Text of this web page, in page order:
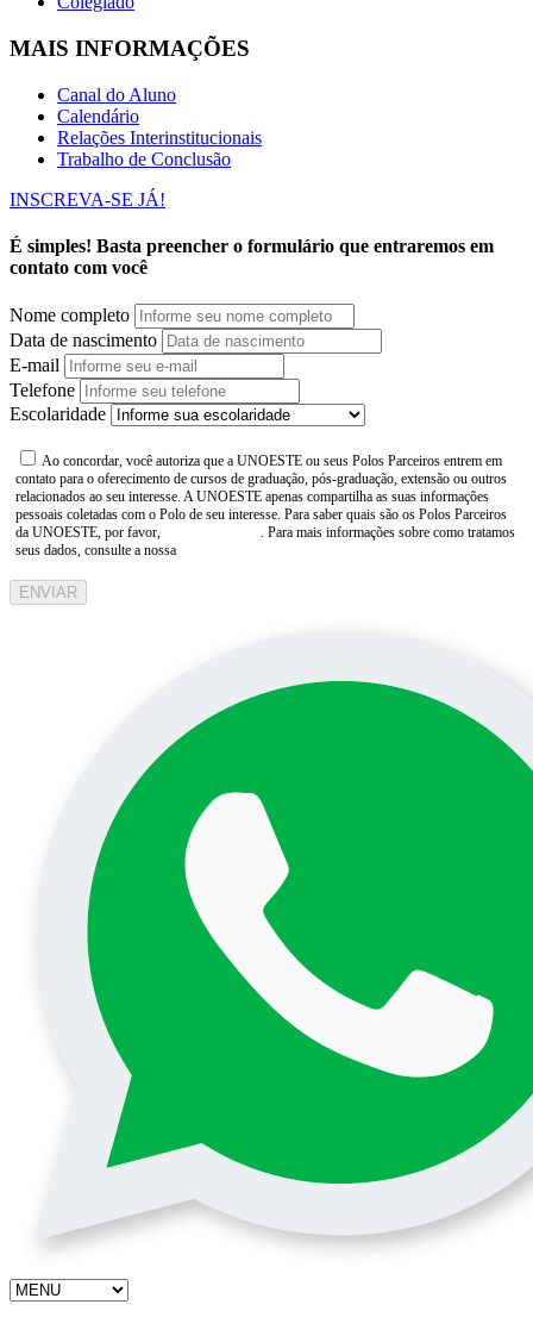
MAIS INFORMAÇÕES
Canal do Aluno
Calendário
Relações Interinstitucionais
Trabalho de Conclusão
INSCREVA-SE JÁ!
É simples! Basta preencher o formulário que entraremos em
contato com você
Nome completo
Data de nascimento
E-mail
Telefone
Escolaridade
Ao concordar, você autoriza que a UNOESTE ou seus Polos Parceiros entrem em
contato para o oferecimento de cursos de graduação, pós-graduação, extensão ou outros
relacionados ao seu interesse. A UNOESTE apenas compartilha as suas informações
pessoais coletadas com o Polo de seu interesse. Para saber quais são os Polos Parceiros
da UNOESTE, por favor,
. Para mais informações sobre como tratamos
seus dados, consulte a nossa
ENVIAR